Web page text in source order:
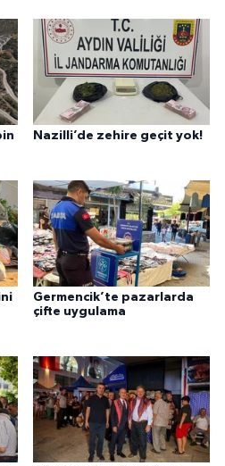
Nazilli’de zehire geçit yok!
Germencik’te pazarlarda
çifte uygulama